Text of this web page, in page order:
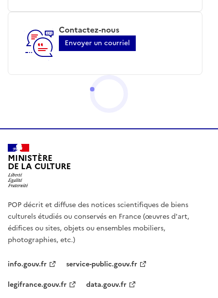
Contactez-nous
Envoyer un courriel
MINISTÈRE
DE LA CULTURE
POP décrit et diffuse des notices scientifiques de biens
culturels étudiés ou conservés en France (œuvres d'art,
édifices ou sites, objets ou ensembles mobiliers,
photographies, etc.)
info.gouv.fr
service-public.gouv.fr
legifrance.gouv.fr
data.gouv.fr